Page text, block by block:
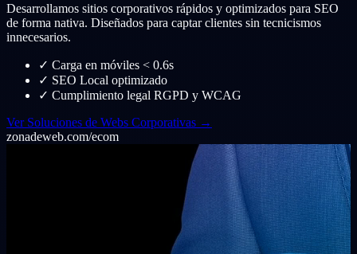
Desarrollamos sitios corporativos rápidos y optimizados para SEO
de forma nativa. Diseñados para captar clientes sin tecnicismos
innecesarios.
✓ Carga en móviles < 0.6s
✓ SEO Local optimizado
✓ Cumplimiento legal RGPD y WCAG
Ver Soluciones de Webs Corporativas →
zonadeweb.com/ecom